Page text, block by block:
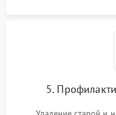
5.